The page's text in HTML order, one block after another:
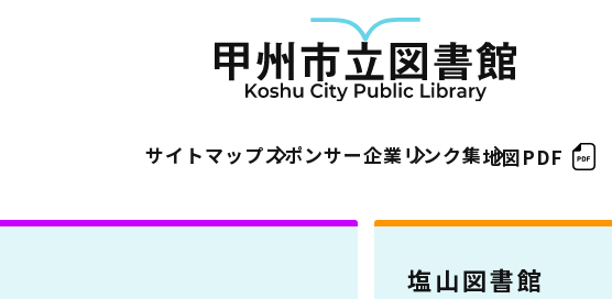
サイトマップスポンサー企業 リンク集地図PDF
塩山図書館